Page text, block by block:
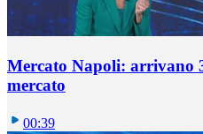
Mercato Napoli: arrivano
mercato
00:39